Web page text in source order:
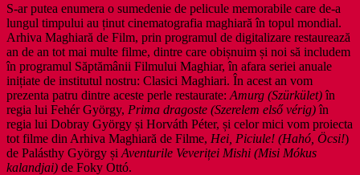
S-ar putea enumera o sumedenie de pelicule memorabile care de-a
lungul timpului au ținut cinematografia maghiară în topul mondial.
Arhiva Maghiară de Film, prin programul de digitalizare restaurează
an de an tot mai multe filme, dintre care obișnuim și noi să includem
în programul Săptămânii Filmului Maghiar, în afara seriei anuale
inițiate de institutul nostru: Clasici Maghiari. În acest an vom
prezenta patru dintre aceste perle restaurate: Amurg (Szürkület)în
regia lui Fehér György, Prima dragoste (Szerelem első vérig)în
regia lui Dobray György și Horváth Péter, și celor mici vom proiecta
tot filme din Arhiva Maghiară de Filme, Hei, Piciule! (Hahó, Öcsi!)
de Palásthy György și Aventurile Veveriței Mishi (Misi Mókus
kalandjai) de Foky Ottó.